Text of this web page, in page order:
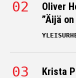
Oliver
”Äijä
Krista